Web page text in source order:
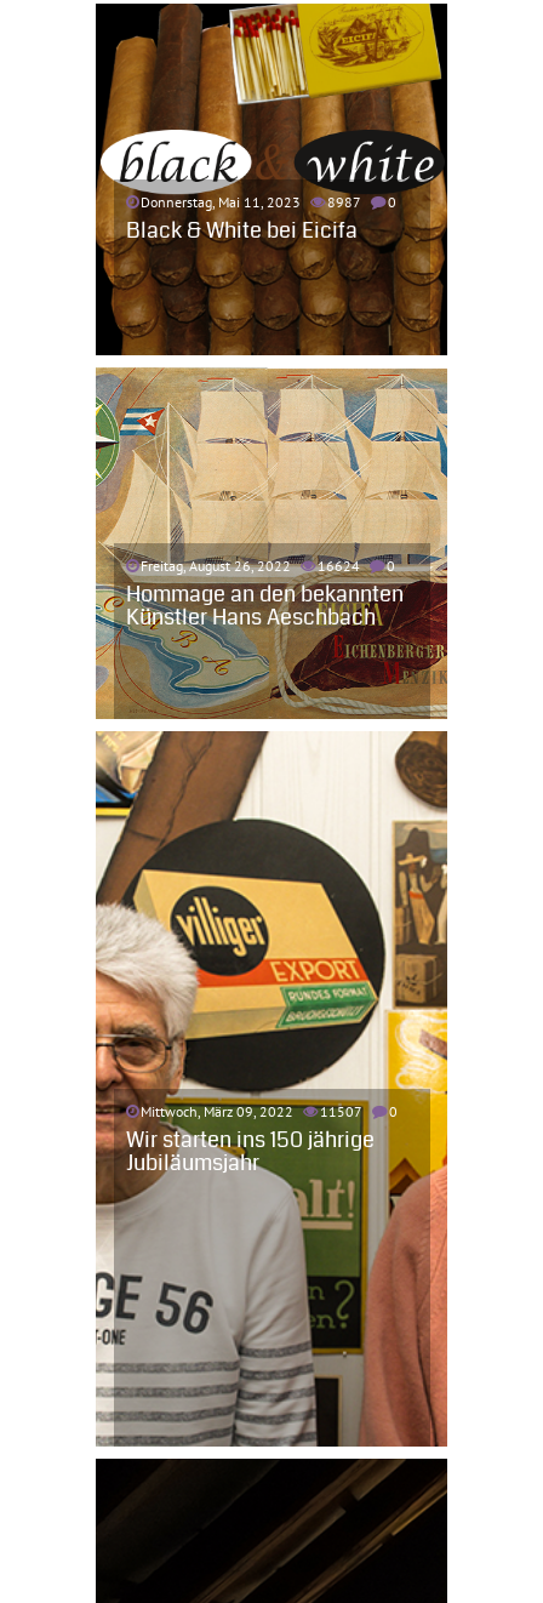
Donnerstag, Mai 11, 2023 8987 0
Black & White bei Eicifa
Freitag, August 26, 2022 16624 0
Hommage an den bekannten
Künstler Hans Aeschbach
Mittwoch, März 09, 2022 11507 0
Wir starten ins 150 jährige
Jubiläumsjahr